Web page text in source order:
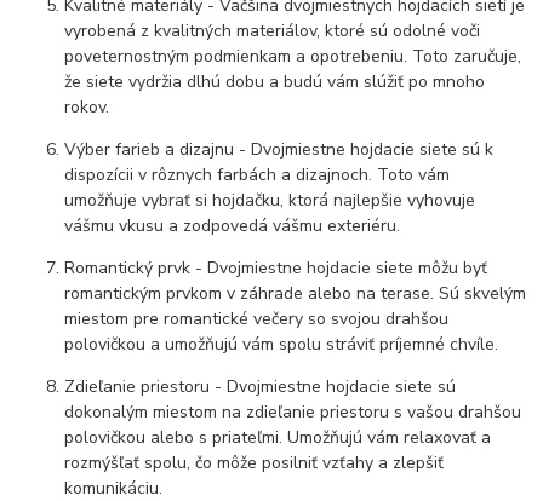
Kvalitné materiály - Väčšina dvojmiestnych hojdacích sietí je
vyrobená z kvalitných materiálov, ktoré sú odolné voči
poveternostným podmienkam a opotrebeniu. Toto zaručuje,
že siete vydržia dlhú dobu a budú vám slúžiť po mnoho
rokov.
Výber farieb a dizajnu - Dvojmiestne hojdacie siete sú k
dispozícii v rôznych farbách a dizajnoch. Toto vám
umožňuje vybrať si hojdačku, ktorá najlepšie vyhovuje
vášmu vkusu a zodpovedá vášmu exteriéru.
Romantický prvk - Dvojmiestne hojdacie siete môžu byť
romantickým prvkom v záhrade alebo na terase. Sú skvelým
miestom pre romantické večery so svojou drahšou
polovičkou a umožňujú vám spolu stráviť príjemné chvíle.
Zdieľanie priestoru - Dvojmiestne hojdacie siete sú
dokonalým miestom na zdieľanie priestoru s vašou drahšou
polovičkou alebo s priateľmi. Umožňujú vám relaxovať a
rozmýšľať spolu, čo môže posilniť vzťahy a zlepšiť
komunikáciu.